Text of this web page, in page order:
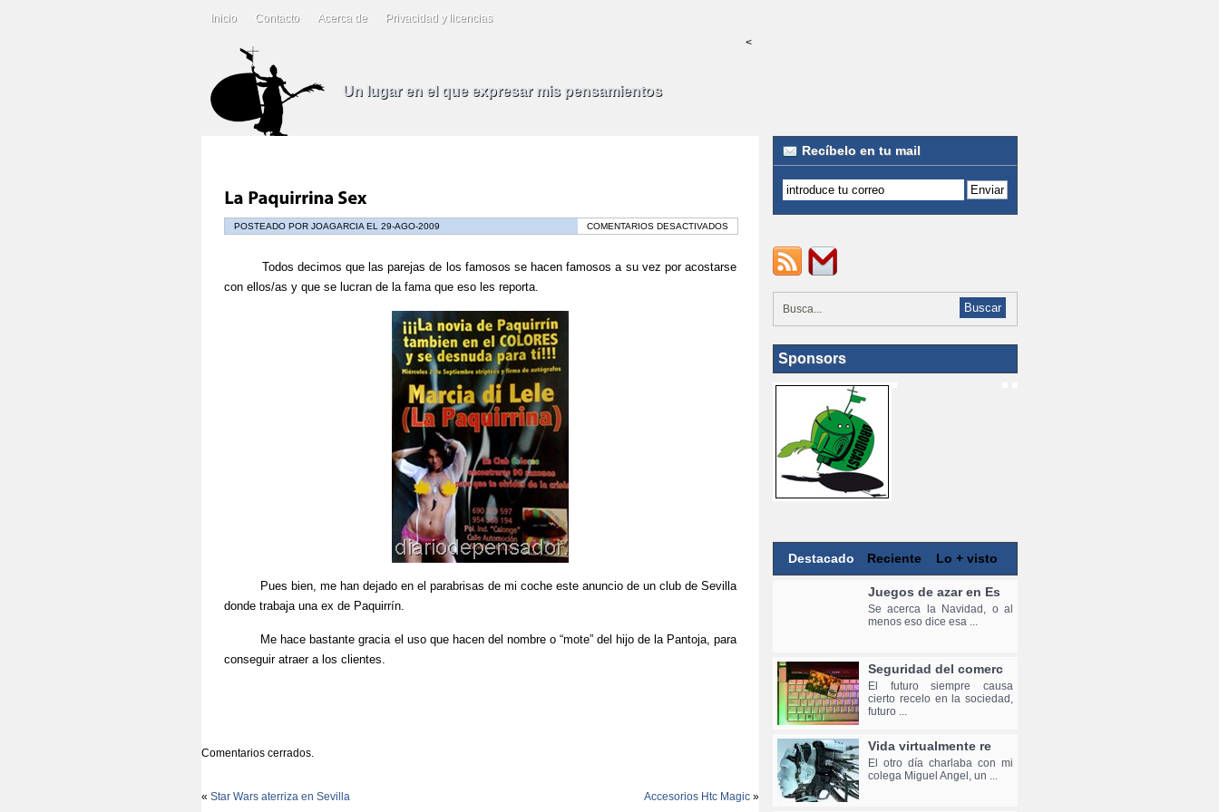
Inicio Contacto Acerca de Privacidad y licencias
Un lugar en el que expresar mis pensamientos
<
POSTEADO POR JOAGARCIA EL 29-AGO-2009 COMENTARIOS DESACTIVADOSEN
LA
PAQUIRRINA
Todos decimos que las parejas de los famosos se hacen famosos a su vez por acostarse
con ellos/as y que se lucran de la fama que eso les reporta.
Pues bien, me han dejado en el parabrisas de mi coche este anuncio de un club de Sevilla
donde trabaja una ex de Paquirrín.
Me hace bastante gracia el uso que hacen del nombre o “mote” del hijo de la Pantoja, para
conseguir atraer a los clientes.
Comentarios cerrados.
« Star Wars aterriza en Sevilla Accesorios Htc Magic »
Recíbelo en tu mail
Sponsors
Destacado Reciente Lo + visto
Juegos de azar en Es
Se acerca la Navidad, o al
menos eso dice esa ...
Seguridad del comerc
El futuro siempre causa
cierto recelo en la sociedad,
futuro ...
Vida virtualmente re
El otro día charlaba con mi
colega Miguel Angel, un ...